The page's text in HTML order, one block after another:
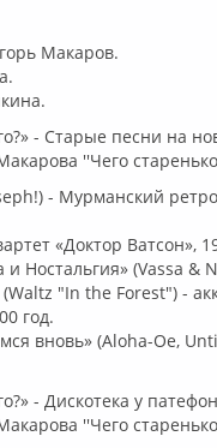
Макаров.
- Старые песни на
''Чего
- Мурманский
«Доктор Ватсон»,
Ностальгия» (Vassa &
"In the Forest") -
год.
вновь» (Aloha-Oe,
- Дискотека у
''Чего